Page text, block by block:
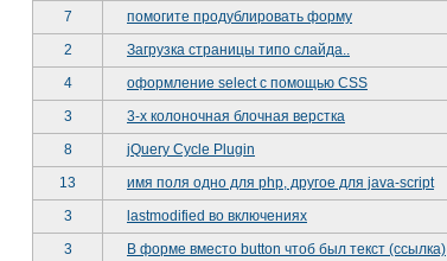
7
помогите продублировать форму
2
Загрузка страницы типо слайда..
4
оформление select с помощью CSS
3
3-х колоночная блочная верстка
8
jQuery Cycle Plugin
13
имя поля одно для php, другое для java-script
3
lastmodified во включениях
3
В форме вместо button чтоб был текст (ссылка)